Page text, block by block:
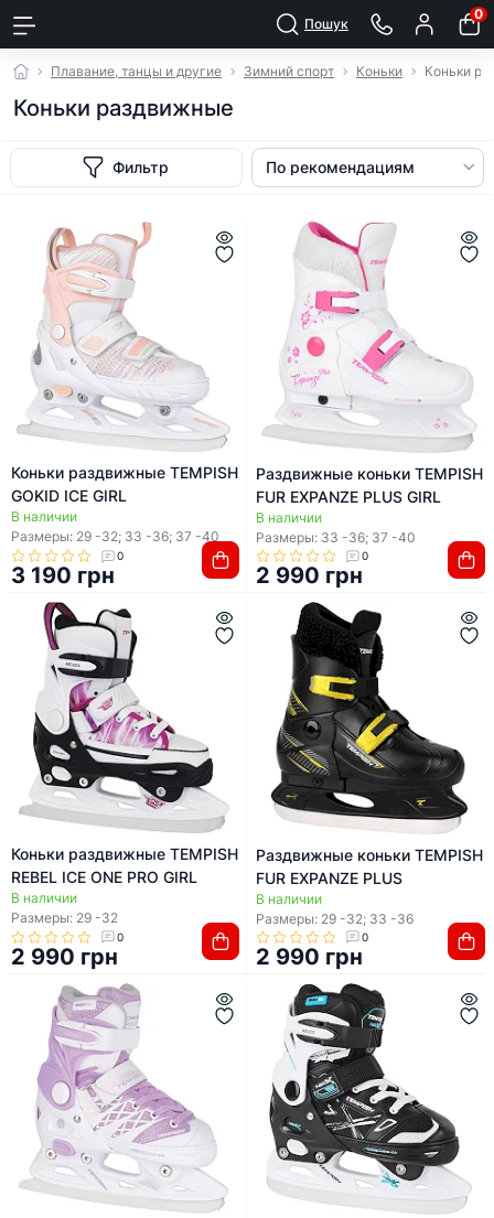
Пошук
0
Плавание, танцы и другие Зимний спорт Коньки Коньки
Коньки раздвижные
Фильтр
Коньки раздвижные TEMPISH
GOKID ICE GIRL
В наличии
Размеры: 29 -32; 33 -36; 37 -40
0
3 190 грн
Раздвижные коньки TEMPISH
FUR EXPANZE PLUS GIRL
В наличии
Размеры: 33 -36; 37 -40
0
2 990 грн
Коньки раздвижные TEMPISH
REBEL ICE ONE PRO GIRL
В наличии
Размеры: 29 -32
0
2 990 грн
Раздвижные коньки TEMPISH
FUR EXPANZE PLUS
В наличии
Размеры: 29 -32; 33 -36
0
2 990 грн